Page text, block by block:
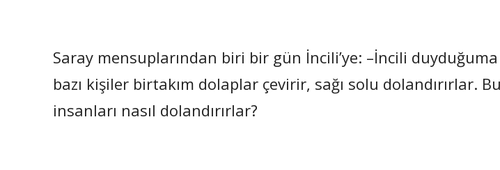
Saray mensuplarından biri bir gün İncili’ye: –İncili
bazı kişiler birtakım dolaplar çevirir, sağı solu dolandırırlar.
insanları nasıl dolandırırlar?